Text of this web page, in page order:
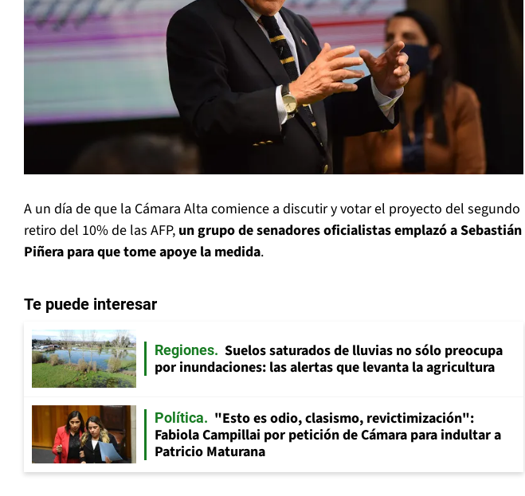
A un día de que la Cámara Alta comience a discutir y votar el proyecto del segundo
retiro del 10% de las AFP, un grupo de senadores oficialistas emplazó a Sebastián
Piñera para que tome apoye la medida.
Te puede interesar
Regiones
Suelos saturados de lluvias no sólo preocupa
por inundaciones: las alertas que levanta la agricultura
Política
"Esto es odio, clasismo, revictimización":
Fabiola Campillai por petición de Cámara para indultar a
Patricio Maturana